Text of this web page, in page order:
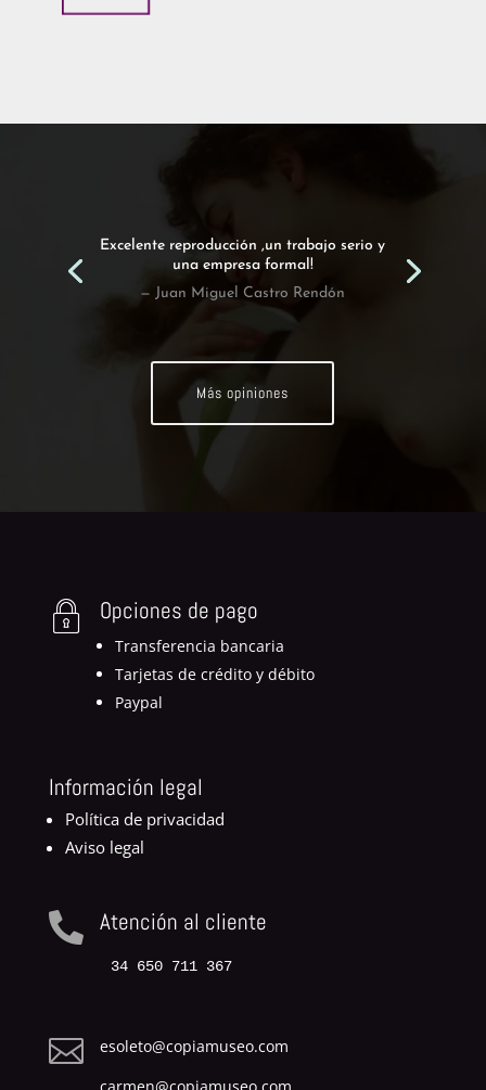
Excelente reproducción ,un trabajo serio y
una empresa formal!
— Juan Miguel Castro Rendón
Más opiniones
Opciones de pago
Transferencia bancaria
Tarjetas de crédito y débito
Paypal
Información legal
Política de privacidad
Aviso legal
 Atención al cliente
34 650 711 367

esoleto@copiamuseo.com
carmen@copiamuseo.com